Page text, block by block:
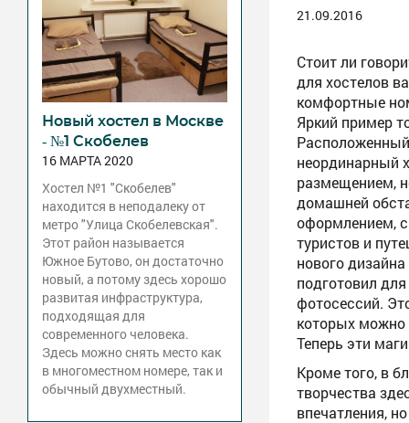
Новый хостел в Москве
- №1 Скобелев
16 МАРТА 2020
Хостел №1 "Скобелев"
находится в неподалеку от
метро "Улица Скобелевская".
Этот район называется
Южное Бутово, он достаточно
новый, а потому здесь хорошо
развитая инфраструктура,
подходящая для
современного человека.
Здесь можно снять место как
в многоместном номере, так и
обычный двухместный.
21.09.2016
Стоит ли
для хостелов
комфортные
Яркий пример
неординарный
размещением,
домашней
оформлением,
туристов и
нового
подготовил
фотосессий.
которых можно
Теперь эти
Кроме того, в
творчества
впечатления,